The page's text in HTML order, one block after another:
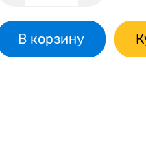
В корзину